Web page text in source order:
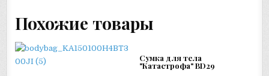
Похожие товары
Сумка для тела
"Катастрофа" BD29